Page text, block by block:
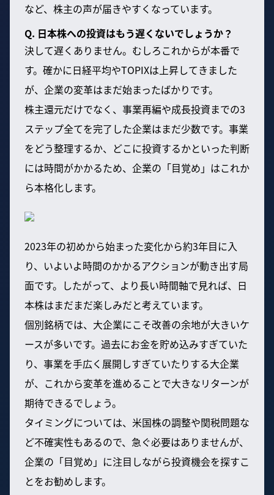
など、株主の声が届きやすくなっています。
Q. 日本株への投資はもう遅くないでしょうか？
決して遅くありません。むしろこれからが本番で
す。確かに日経平均やTOPIXは上昇してきました
が、企業の変革はまだ始まったばかりです。
株主還元だけでなく、事業再編や成長投資までの3
ステップ全てを完了した企業はまだ少数です。事業
をどう整理するか、どこに投資するかといった判断
には時間がかかるため、企業の「目覚め」はこれか
ら本格化します。
2023年の初めから始まった変化から約3年目に入
り、いよいよ時間のかかるアクションが動き出す局
面です。したがって、より長い時間軸で見れば、日
本株はまだまだ楽しみだと考えています。
個別銘柄では、大企業にこそ改善の余地が大きいケ
ースが多いです。過去にお金を貯め込みすぎていた
り、事業を手広く展開しすぎていたりする大企業
が、これから変革を進めることで大きなリターンが
期待できるでしょう。
タイミングについては、米国株の調整や関税問題な
ど不確実性もあるので、急ぐ必要はありませんが、
企業の「目覚め」に注目しながら投資機会を探すこ
とをお勧めします。